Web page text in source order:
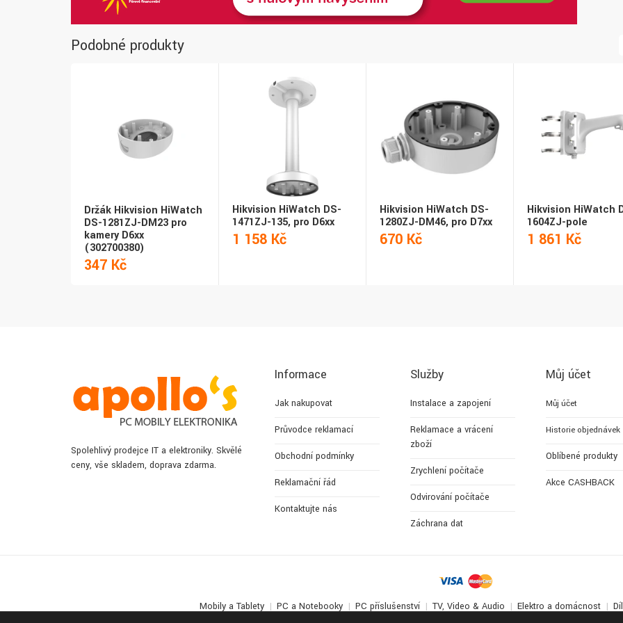
Podobné produkty
Držák Hikvision HiWatch
DS-1281ZJ-DM23 pro
kamery D6xx
(302700380)
347 Kč
Hikvision HiWatch DS-
1471ZJ-135, pro D6xx
1 158 Kč
Hikvision HiWatch DS-
1280ZJ-DM46, pro D7xx
670 Kč
Hikvision HiWatch
1604ZJ-pole
1 861 Kč
Spolehlivý prodejce IT a elektroniky. Skvělé
ceny, vše skladem, doprava zdarma.
Informace
Jak nakupovat
Průvodce reklamací
Obchodní podmínky
Reklamační řád
Kontaktujte nás
Služby
Instalace a zapojení
Reklamace a vrácení
zboží
Zrychlení počítače
Odvirování počítače
Záchrana dat
Můj účet
Můj účet
Historie objednávek
Oblíbené produkty
Akce CASHBACK
Mobily a Tablety PC a Notebooky PC příslušenství TV, Video & Audio Elektro a domácnost